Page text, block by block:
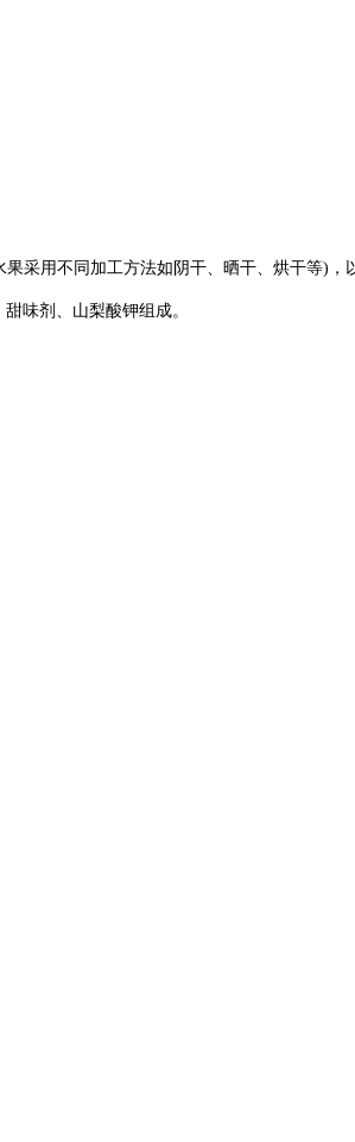
采用不同加工方法如阴干、晒干、烘干等)，
味剂、山梨酸钾组成。